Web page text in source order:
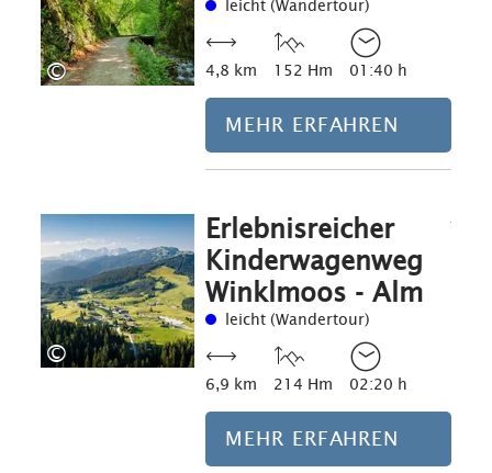
©
leicht (Wandertour)
4,8 km 152 Hm 01:40 h
MEHR ERFAHREN
©
Erlebnisreicher
Kinderwagenweg
Winklmoos - Alm
leicht (Wandertour)
6,9 km 214 Hm 02:20 h
MEHR ERFAHREN